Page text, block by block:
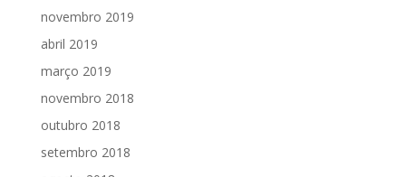
novembro 2019
abril 2019
março 2019
novembro 2018
outubro 2018
setembro 2018